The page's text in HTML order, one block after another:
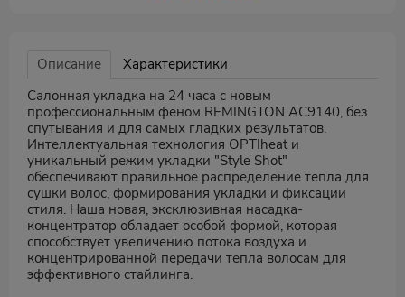
Описание
Характеристики
Салонная укладка на 24 часа с новым
профессиональным феном REMINGTON AC9140, без
спутывания и для самых гладких результатов.
Интеллектуальная технология OPTIheat и
уникальный режим укладки "Style Shot"
обеспечивают правильное распределение тепла для
сушки волос, формирования укладки и фиксации
стиля. Наша новая, эксклюзивная насадка-
концентратор обладает особой формой, которая
способствует увеличению потока воздуха и
концентрированной передачи тепла волосам для
эффективного стайлинга.